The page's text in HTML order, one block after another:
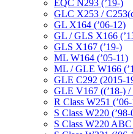
EQC N293 (’19-)
GLC X253 /
GL X164 (’06-12)
GL / GLS X166
GLS X167 (’19-)
ML W164 (’05-11)
ML / GLE W166
GLE C292 (2015-
GLE V167 ((’18-)
R Class W251
S Class W220 (’98-
S Class W220 ABC